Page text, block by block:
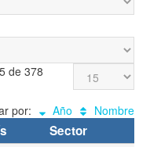
de 378
por: Año Nombre
Sector